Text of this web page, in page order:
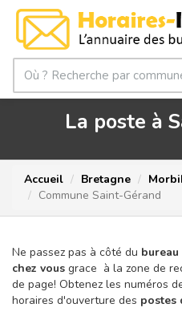
La poste à
Accueil Bretagne
Commune Saint-Gérand
Ne passez pas à côté du
chez vous grace à la zone de
de page! Obtenez les numéros
horaires d'ouverture des postes